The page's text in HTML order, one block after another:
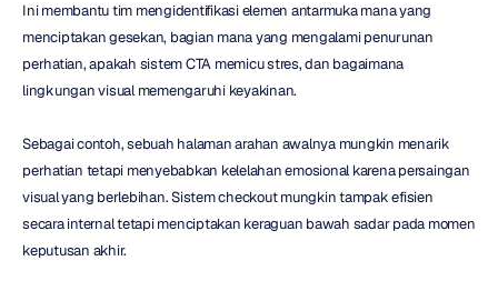
Ini membantu tim mengidentifikasi elemen antarmuka mana yang
menciptakan gesekan, bagian mana yang mengalami penurunan
perhatian, apakah sistem CTA memicu stres, dan bagaimana
lingkungan visual memengaruhi keyakinan.
Sebagai contoh, sebuah halaman arahan awalnya mungkin menarik
perhatian tetapi menyebabkan kelelahan emosional karena persaingan
visual yang berlebihan. Sistem checkout mungkin tampak efisien
secara internal tetapi menciptakan keraguan bawah sadar pada momen
keputusan akhir.